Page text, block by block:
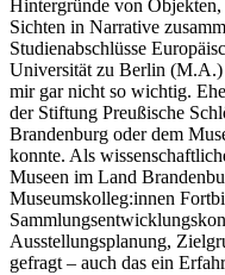
Hintergründe von Objekten,
Sichten in Narrative
Studienabschlüsse
Universität zu Berlin
mir gar nicht so wichtig.
der Stiftung Preußische
Brandenburg oder dem
konnte. Als
Museen im Land
Museumskolleg:innen
Ausstellungsplanung,
gefragt – auch das ein